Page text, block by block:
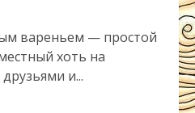
вареньем — простой
хоть на
и...